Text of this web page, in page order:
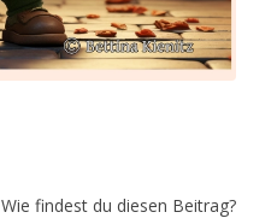
Wie findest du diesen Beitrag?